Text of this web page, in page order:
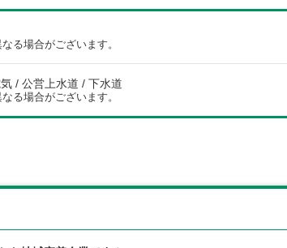
る場合がございます。
/ 公営上水道 / 下水道
る場合がございます。